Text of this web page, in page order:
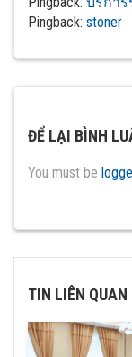
Pingback: stoner
ĐỂ LẠI BÌNH
You must be
TIN LIÊN QUAN